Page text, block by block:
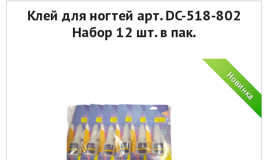
Клей для ногтей арт. DC-518-802
Набор 12 шт. в пак.